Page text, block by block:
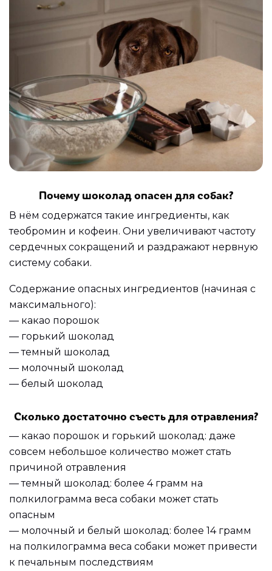
Почему шоколад опасен для собак?
В нём содержатся такие ингредиенты, как
теобромин и кофеин. Они увеличивают частоту
сердечных сокращений и раздражают нервную
систему собаки.
Содержание опасных ингредиентов (начиная с
максимального):
— какао порошок
— горький шоколад
— темный шоколад
— молочный шоколад
— белый шоколад
Сколько достаточно съесть для отравления?
— какао порошок и горький шоколад: даже
совсем небольшое количество может стать
причиной отравления
— темный шоколад: более 4 грамм на
полкилограмма веса собаки может стать
опасным
— молочный и белый шоколад: более 14 грамм
на полкилограмма веса собаки может привести
к печальным последствиям